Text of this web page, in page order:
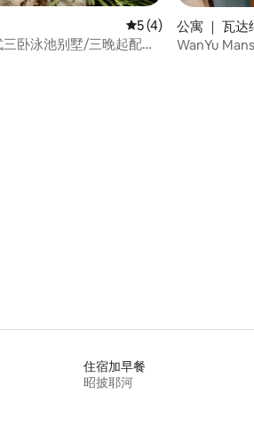
共 16 条评价
平均评分 5 分（满分
5 (4)
卧泳池别墅/三晚起配套
公寓 ｜ 瓦达
WanYu
住宿加早餐
昭披耶河